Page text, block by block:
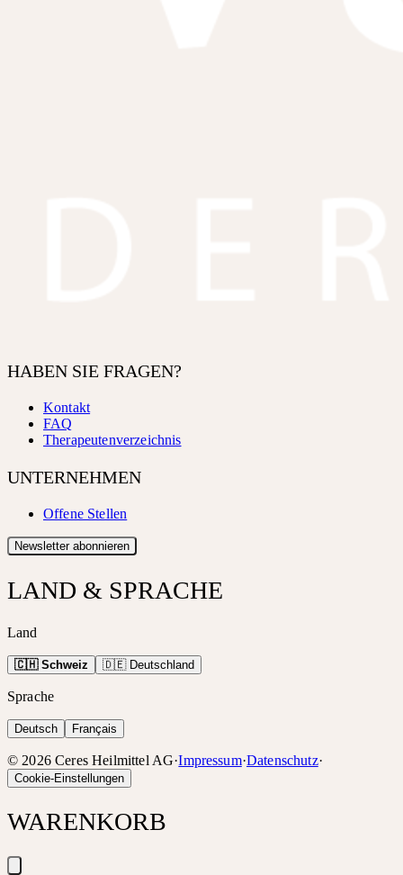
HABEN SIE FRAGEN?
Kontakt
FAQ
Therapeutenverzeichnis
UNTERNEHMEN
Offene Stellen
Newsletter abonnieren
LAND & SPRACHE
Land
🇨🇭 Schweiz 🇩🇪 Deutschland
Sprache
Deutsch Français
© 2026 Ceres Heilmittel AG·Impressum·Datenschutz·
Cookie-Einstellungen
WARENKORB